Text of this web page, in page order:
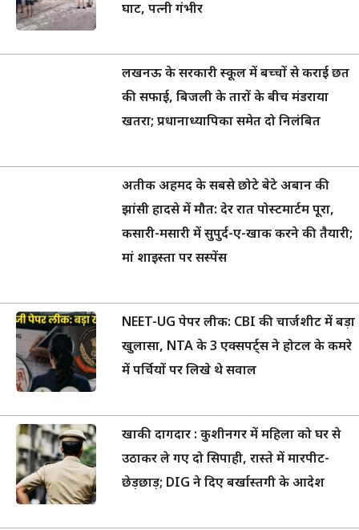
घाट, पत्नी गंभीर
लखनऊ के सरकारी स्कूल में बच्चों से कराई छत
की सफाई, बिजली के तारों के बीच मंडराया
खतरा; प्रधानाध्यापिका समेत दो निलंबित
अतीक अहमद के सबसे छोटे बेटे अबान की
झांसी हादसे में मौत: देर रात पोस्टमार्टम पूरा,
कसारी-मसारी में सुपुर्द-ए-खाक करने की तैयारी;
मां शाइस्ता पर सस्पेंस
NEET-UG पेपर लीक: CBI की चार्जशीट में बड़ा
खुलासा, NTA के 3 एक्सपर्ट्स ने होटल के कमरे
में पर्चियों पर लिखे थे सवाल
खाकी दागदार : कुशीनगर में महिला को घर से
उठाकर ले गए दो सिपाही, रास्ते में मारपीट-
छेड़छाड़; DIG ने दिए बर्खास्तगी के आदेश